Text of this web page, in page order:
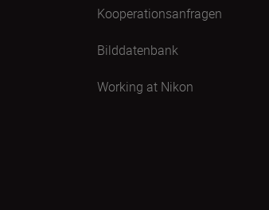
Kooperationsanfragen
Bilddatenbank
Working at Nikon